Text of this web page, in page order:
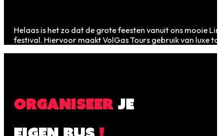
Helaas is het zo dat de grote feesten vanuit ons mooie
festival. Hiervoor maakt VolGas Tours gebruik van luxe
ORGANISEER JE